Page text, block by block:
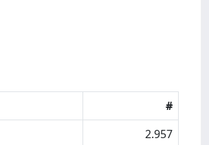
#
2.957